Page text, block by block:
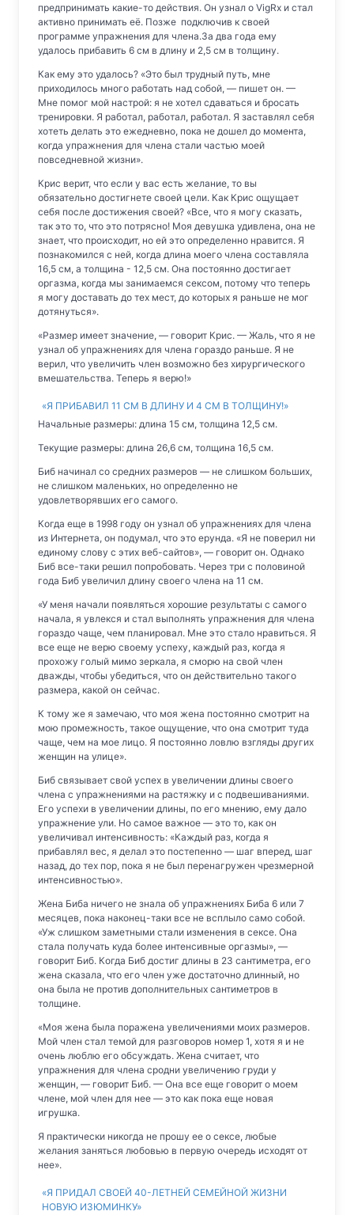
предпринимать какие-то действия. Он узнал о VigRx и стал
активно принимать её. Позже подключив к своей
программе упражнения для члена.За два года ему
удалось прибавить 6 см в длину и 2,5 см в толщину.
Как ему это удалось? «Это был трудный путь, мне
приходилось много работать над собой, — пишет он. —
Мне помог мой настрой: я не хотел сдаваться и бросать
тренировки. Я работал, работал, работал. Я заставлял себя
хотеть делать это ежедневно, пока не дошел до момента,
когда упражнения для члена стали частью моей
повседневной жизни».
Крис верит, что если у вас есть желание, то вы
обязательно достигнете своей цели. Как Крис ощущает
себя после достижения своей? «Все, что я могу сказать,
так это то, что это потрясно! Моя девушка удивлена, она не
знает, что происходит, но ей это определенно нравится. Я
познакомился с ней, когда длина моего члена составляла
16,5 см, а толщина - 12,5 см. Она постоянно достигает
оргазма, когда мы занимаемся сексом, потому что теперь
я могу доставать до тех мест, до которых я раньше не мог
дотянуться».
«Размер имеет значение, — говорит Крис. — Жаль, что я не
узнал об упражнениях для члена гораздо раньше. Я не
верил, что увеличить член возможно без хирургического
вмешательства. Теперь я верю!»
«Я ПРИБАВИЛ 11 СМ В ДЛИНУ И 4 СМ В ТОЛЩИНУ!»
Начальные размеры: длина 15 см, толщина 12,5 см.
Текущие размеры: длина 26,6 см, толщина 16,5 см.
Биб начинал со средних размеров — не слишком больших,
не слишком маленьких, но определенно не
удовлетворявших его самого.
Когда еще в 1998 году он узнал об упражнениях для члена
из Интернета, он подумал, что это ерунда. «Я не поверил ни
единому слову с этих веб-сайтов», — говорит он. Однако
Биб все-таки решил попробовать. Через три с половиной
года Биб увеличил длину своего члена на 11 см.
«У меня начали появляться хорошие результаты с самого
начала, я увлекся и стал выполнять упражнения для члена
гораздо чаще, чем планировал. Мне это стало нравиться. Я
все еще не верю своему успеху, каждый раз, когда я
прохожу голый мимо зеркала, я сморю на свой член
дважды, чтобы убедиться, что он действительно такого
размера, какой он сейчас.
К тому же я замечаю, что моя жена постоянно смотрит на
мою промежность, такое ощущение, что она смотрит туда
чаще, чем на мое лицо. Я постоянно ловлю взгляды других
женщин на улице».
Биб связывает свой успех в увеличении длины своего
члена с упражнениями на растяжку и с подвешиваниями.
Его успехи в увеличении длины, по его мнению, ему дало
упражнение ули. Но самое важное — это то, как он
увеличивал интенсивность: «Каждый раз, когда я
прибавлял вес, я делал это постепенно — шаг вперед, шаг
назад, до тех пор, пока я не был перенагружен чрезмерной
интенсивностью».
Жена Биба ничего не знала об упражнениях Биба 6 или 7
месяцев, пока наконец-таки все не всплыло само собой.
«Уж слишком заметными стали изменения в сексе. Она
стала получать куда более интенсивные оргазмы», —
говорит Биб. Когда Биб достиг длины в 23 сантиметра, его
жена сказала, что его член уже достаточно длинный, но
она была не против дополнительных сантиметров в
толщине.
«Моя жена была поражена увеличениями моих размеров.
Мой член стал темой для разговоров номер 1, хотя я и не
очень люблю его обсуждать. Жена считает, что
упражнения для члена сродни увеличению груди у
женщин, — говорит Биб. — Она все еще говорит о моем
члене, мой член для нее — это как пока еще новая
игрушка.
Я практически никогда не прошу ее о сексе, любые
желания заняться любовью в первую очередь исходят от
нее».
«Я ПРИДАЛ СВОЕЙ 40-ЛЕТНЕЙ СЕМЕЙНОЙ ЖИЗНИ
НОВУЮ ИЗЮМИНКУ»